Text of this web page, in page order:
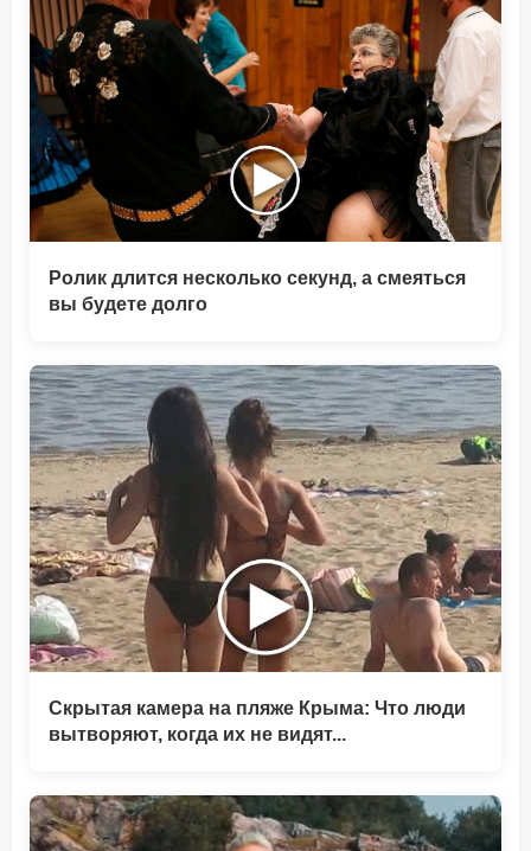
Ролик длится несколько секунд, а смеяться
вы будете долго
Скрытая камера на пляже Крыма: Что люди
вытворяют, когда их не видят...